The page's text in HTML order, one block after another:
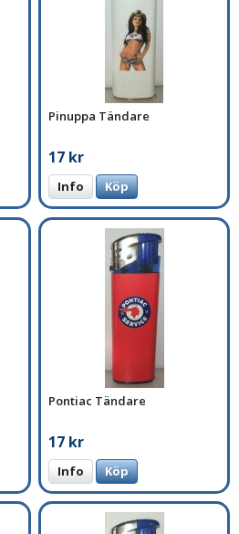
Pinuppa Tändare
17 kr
Info Köp
Pontiac Tändare
17 kr
Info Köp